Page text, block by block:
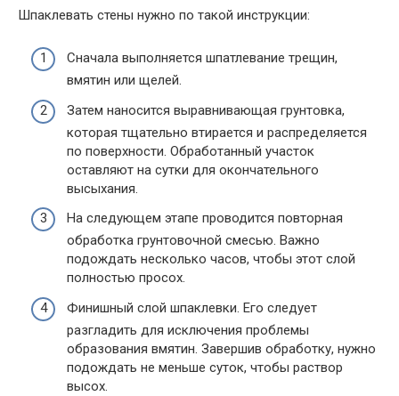
Шпаклевать стены нужно по такой инструкции:
Сначала выполняется шпатлевание трещин,
вмятин или щелей.
Затем наносится выравнивающая грунтовка,
которая тщательно втирается и распределяется
по поверхности. Обработанный участок
оставляют на сутки для окончательного
высыхания.
На следующем этапе проводится повторная
обработка грунтовочной смесью. Важно
подождать несколько часов, чтобы этот слой
полностью просох.
Финишный слой шпаклевки. Его следует
разгладить для исключения проблемы
образования вмятин. Завершив обработку, нужно
подождать не меньше суток, чтобы раствор
высох.